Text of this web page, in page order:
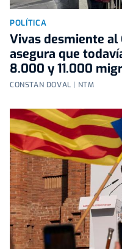
POLÍTICA
Vivas desmiente al
asegura que
8.000 y 11.000
CONSTAN DOVAL | NTM